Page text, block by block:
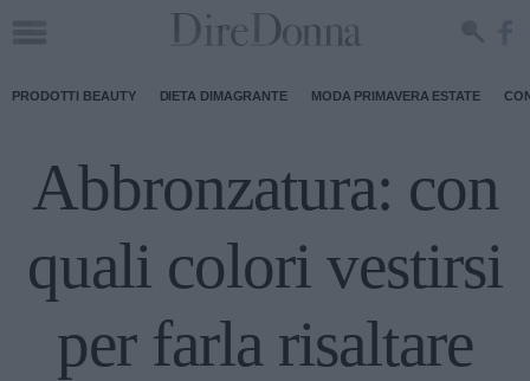
PRODOTTI BEAUTY DIETA DIMAGRANTE MODA PRIMAVERA ESTATE
Abbronzatura: con
quali colori vestirsi
per farla risaltare